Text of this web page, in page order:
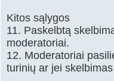
Kitos sąlygos
11. Paskelbtą
moderatoriai.
12. Moderatoriai
turinių ar jei